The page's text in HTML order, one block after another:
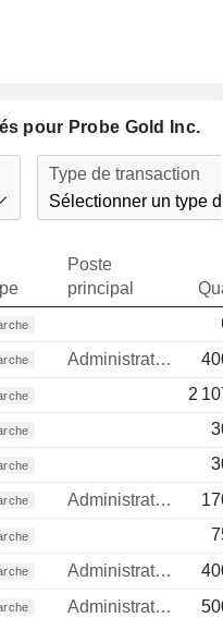
pour Probe Gold Inc.
Type de transaction
Sélectionner un type
Poste
principal
Administrateur
2
Administrateur
Administrateur
Administrateur